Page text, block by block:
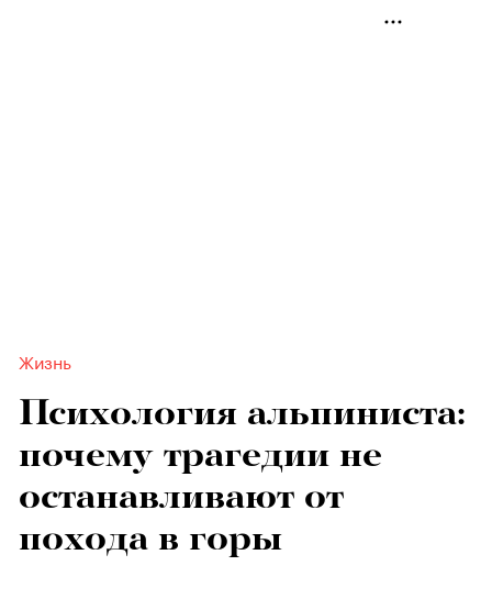
Жизнь
Психология альпиниста:
почему трагедии не
останавливают от
похода в горы